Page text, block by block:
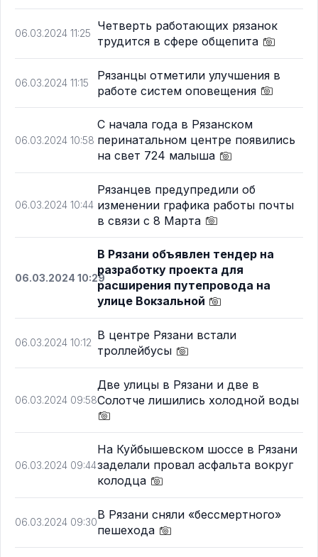
06.03.2024 11:25
Четверть работающих рязанок
трудится в сфере общепита
06.03.2024 11:15
Рязанцы отметили улучшения в
работе систем оповещения
06.03.2024 10:58
С начала года в Рязанском
перинатальном центре появились
на свет 724 малыша
06.03.2024 10:44
Рязанцев предупредили об
изменении графика работы почты
в связи с 8 Марта
06.03.2024 10:29
В Рязани объявлен тендер на
разработку проекта для
расширения путепровода на
улице Вокзальной
06.03.2024 10:12
В центре Рязани встали
троллейбусы
06.03.2024 09:58
Две улицы в Рязани и две в
Солотче лишились холодной воды
06.03.2024 09:44
На Куйбышевском шоссе в Рязани
заделали провал асфальта вокруг
колодца
06.03.2024 09:30
В Рязани сняли «бессмертного»
пешехода